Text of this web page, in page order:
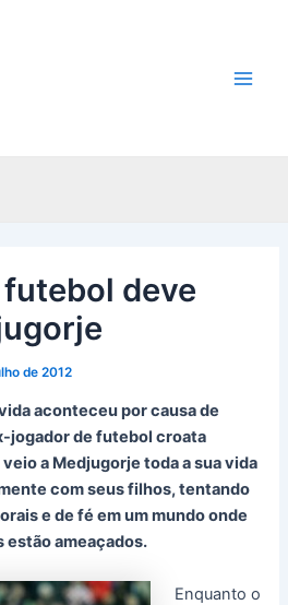
deve
de 2012
aconteceu por causa de
jogador de futebol croata
a Medjugorje toda a sua vida
com seus filhos, tentando
e de fé em um mundo onde
estão ameaçados.
Enquanto o